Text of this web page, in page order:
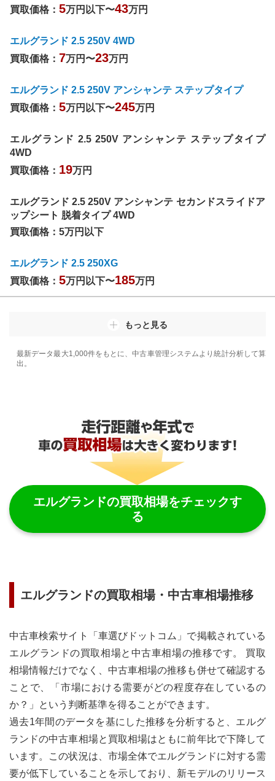
買取価格： 5万円以下〜43万円
エルグランド 2.5 250V 4WD
買取価格： 7万円〜23万円
エルグランド 2.5 250V アンシャンテ ステップタイプ
買取価格： 5万円以下〜245万円
エルグランド 2.5 250V アンシャンテ ステップタイプ
4WD
買取価格： 19万円
エルグランド 2.5 250V アンシャンテ セカンドスライドア
ップシート 脱着タイプ 4WD
買取価格： 5万円以下
エルグランド 2.5 250XG
買取価格： 5万円以下〜185万円
もっと見る
最新データ最大1,000件をもとに、中古車管理システムより統計分析して算
出。
エルグランドの買取相場をチェックす
る
エルグランドの買取相場・中古車相場推移
中古車検索サイト「車選びドットコム」で掲載されている
エルグランドの買取相場と中古車相場の推移です。 買取
相場情報だけでなく、中古車相場の推移も併せて確認する
ことで、「市場における需要がどの程度存在しているの
か？」という判断基準を得ることができます。
過去1年間のデータを基にした推移を分析すると、エルグ
ランドの中古車相場と買取相場はともに前年比で下降して
います。この状況は、市場全体でエルグランドに対する需
要が低下していることを示しており、新モデルのリリース